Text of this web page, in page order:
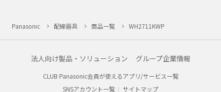
Panasonic 配線器具 商品一覧 WH2711KWP
法人向け製品・ソリューション グループ企業情報
CLUB Panasonic会員が使えるアプリ/サービス一覧
SNSアカウント一覧
サイトマップ